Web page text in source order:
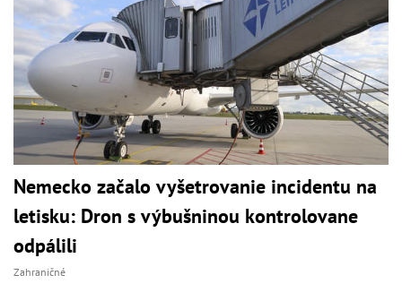
Nemecko začalo vyšetrovanie incidentu na
letisku: Dron s výbušninou kontrolovane
odpálili
Zahraničné